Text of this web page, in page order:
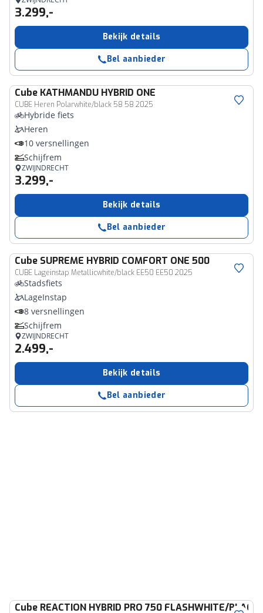
3.299,-
Bekijk details
Bel aanbieder
Cube KATHMANDU HYBRID ONE
CUBE Heren Polarwhite/black 58 58 2025
Hybride fiets
Heren
10 versnellingen
Schijfrem
ZWIJNDRECHT
3.299,-
Bekijk details
Bel aanbieder
Cube SUPREME HYBRID COMFORT ONE 500
CUBE Lageinstap Metallicwhite/black EE50 EE50 2025
Stadsfiets
LageInstap
8 versnellingen
Schijfrem
ZWIJNDRECHT
2.499,-
Bekijk details
Bel aanbieder
Cube REACTION HYBRID PRO 750 FLASHWHITE/BLACK